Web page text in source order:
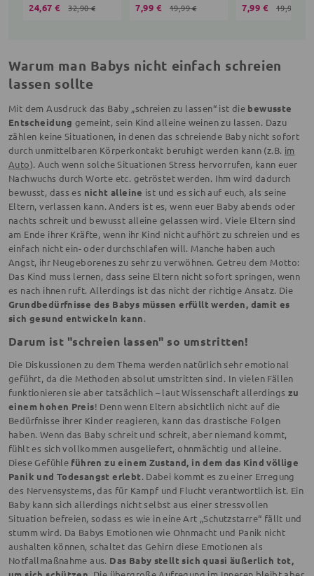
24,67 € 32,90 € 7,99 € 19,99 € 7,99 € 19,99 €
Warum man Babys nicht einfach schreien
lassen sollte
Mit dem Ausdruck das Baby „schreien zu lassen“ ist die bewusste
Entscheidung gemeint, sein Kind alleine weinen zu lassen. Dazu
zählen keine Situationen, in denen das schreiende Baby nicht sofort
durch unmittelbaren Körperkontakt beruhigt werden kann (z.B. im
Auto). Auch wenn solche Situationen Stress hervorrufen, kann euer
Nachwuchs durch Worte etc. getröstet werden. Ihm wird dadurch
bewusst, dass es nicht alleine ist und es sich auf euch, als seine
Eltern, verlassen kann. Anders ist es, wenn euer Baby abends oder
nachts schreit und bewusst alleine gelassen wird. Viele Eltern sind
am Ende ihrer Kräfte, wenn ihr Kind nicht aufhört zu schreien und es
einfach nicht ein- oder durchschlafen will. Manche haben auch
Angst, ihr Neugeborenes zu sehr zu verwöhnen. Getreu dem Motto:
Das Kind muss lernen, dass seine Eltern nicht sofort springen, wenn
es nach ihnen ruft. Allerdings ist das nicht der richtige Ansatz. Die
Grundbedürfnisse des Babys müssen erfüllt werden, damit es
sich gesund entwickeln kann.
Darum ist "schreien lassen" so umstritten!
Die Diskussionen zu dem Thema werden natürlich sehr emotional
geführt, da die Methoden absolut umstritten sind. In vielen Fällen
funktionieren sie aber tatsächlich – laut Wissenschaft allerdings zu
einem hohen Preis! Denn wenn Eltern absichtlich nicht auf die
Bedürfnisse ihrer Kinder reagieren, kann das drastische Folgen
haben. Wenn das Baby schreit und schreit, aber niemand kommt,
fühlt es sich vollkommen ausgeliefert, ohnmächtig und alleine.
Diese Gefühle führen zu einem Zustand, in dem das Kind völlige
Panik und Todesangst erlebt. Dabei kommt es zu einer Erregung
des Nervensystems, das für Kampf und Flucht verantwortlich ist. Ein
Baby kann sich allerdings nicht selbst aus einer stressvollen
Situation befreien, sodass es wie in eine Art „Schutzstarre“ fällt und
stumm wird. Da Babys Emotionen wie Ohnmacht und Panik nicht
aushalten können, schaltet das Gehirn diese Emotionen als
Notfallmaßnahme aus. Das Baby stellt sich quasi äußerlich tot,